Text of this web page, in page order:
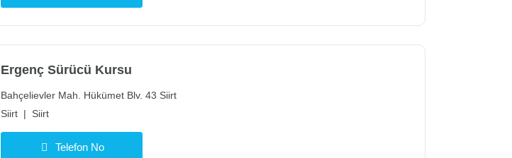
Ergenç Sürücü Kursu
Bahçelievler Mah. Hükümet Blv. 43 Siirt
Siirt | Siirt
Telefon No